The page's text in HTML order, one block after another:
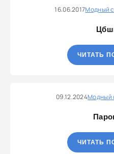
16.06.2017Модный
ЧИТАТЬ
09.12.2024Модный
ЧИТАТЬ